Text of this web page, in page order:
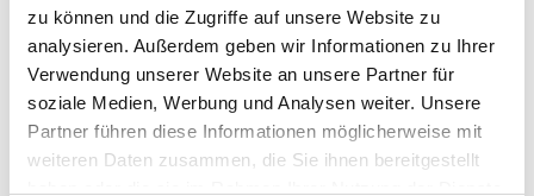
zu können und die Zugriffe auf unsere Website zu
analysieren. Außerdem geben wir Informationen zu Ihrer
Verwendung unserer Website an unsere Partner für
soziale Medien, Werbung und Analysen weiter. Unsere
Partner führen diese Informationen möglicherweise mit
weiteren Daten zusammen, die Sie ihnen bereitgestellt